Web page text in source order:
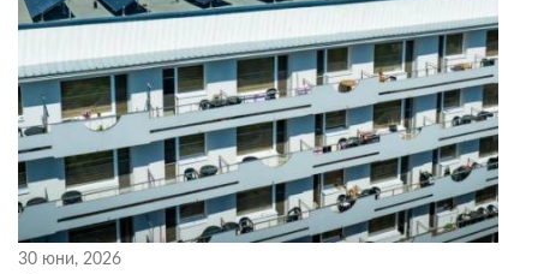
30 юни, 2026